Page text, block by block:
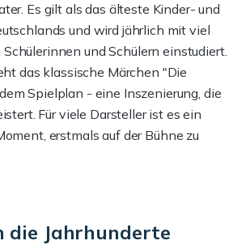
Es gilt als das älteste Kinder- und
und wird jährlich mit viel
und Schülern einstudiert.
das klassische Märchen "Die
Spielplan - eine Inszenierung, die
Für viele Darsteller ist es ein
erstmals auf der Bühne zu
die Jahrhunderte